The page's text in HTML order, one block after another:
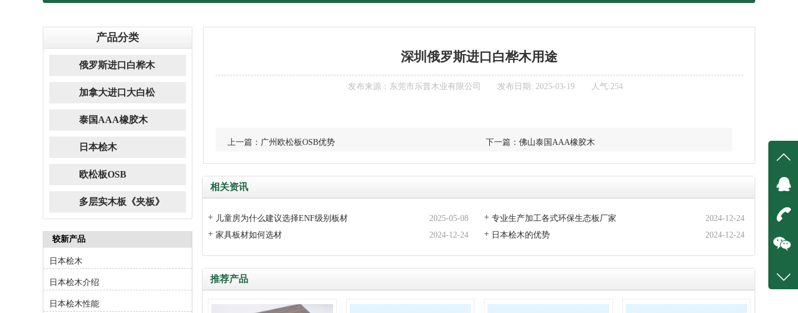
深圳俄罗斯进口白桦木用途
发布来源：东莞市乐普木业有限公司 发布日期: 2025-03-19 人气:254
上一篇： 广州欧松板OSB优势 下一篇：佛山泰国AAA橡胶木
相关资讯
2025-05-08
儿童房为什么建议选择ENF级别板材 2024-12-24
专业生产加工各式环保生态板厂家
2024-12-24
家具板材如何选材 2024-12-24
日本桧木的优势
推荐产品
产品分类
俄罗斯进口白桦木
加拿大进口大白松
泰国AAA橡胶木
日本桧木
欧松板OSB
多层实木板《夹板》
较新产品
日本桧木
日本桧木介绍
日本桧木性能
在线
在
咨询
客服